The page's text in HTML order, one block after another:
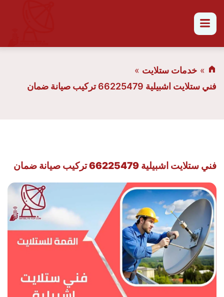
خدمات ستلايت
فني ستلايت اشبيلية 66225479 تركيب صيانة ضمان
فني ستلايت اشبيلية 66225479 تركيب صيانة ضمان